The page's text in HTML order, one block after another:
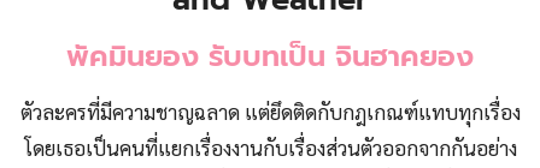
พัคมินยอง รับบทเป็น จินฮาคยอง
ตัวละครที่มีความชาญฉลาด แต่ยึดติดกับกฎเกณฑ์แทบทุกเรื่อง
โดยเธอเป็นคนที่แยกเรื่องงานกับเรื่องส่วนตัวออกจากกันอย่าง